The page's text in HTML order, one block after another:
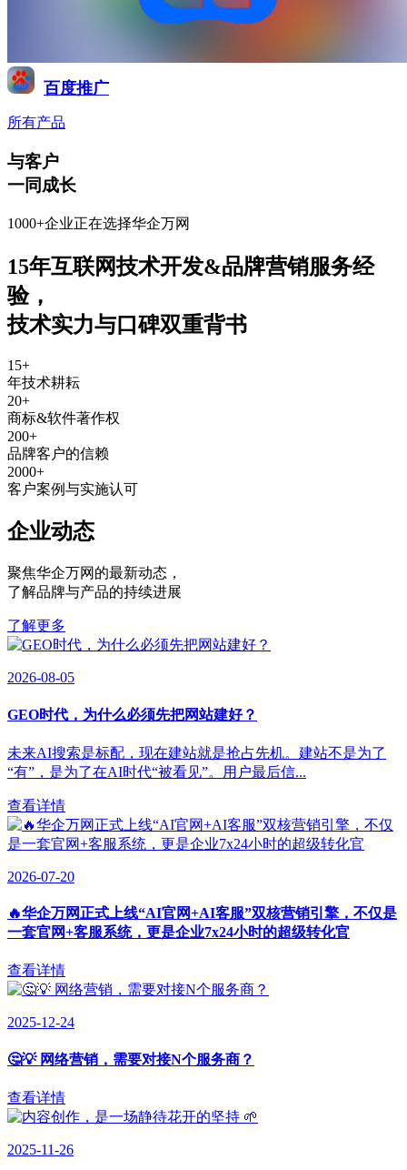
百度推广
所有产品
与客户
一同成长
1000+企业正在选择华企万网
15年互联网技术开发&品牌营销服务经
验，
技术实力与口碑双重背书
15+
年技术耕耘
20+
商标&软件著作权
200+
品牌客户的信赖
2000+
客户案例与实施认可
企业动态
聚焦华企万网的最新动态 ，
了解品牌与产品的持续进展
了解更多
2026-08-05
GEO时代，为什么必须先把网站建好？
未来AI搜索是标配，现在建站就是抢占先机。建站不是为了
“有”，是为了在AI时代“被看见”。用户最后信...
查看详情
2026-07-20
🔥华企万网正式上线“AI官网+AI客服”双核营销引擎，不仅是
一套官网+客服系统，更是企业7x24小时的超级转化官
查看详情
2025-12-24
🤔💡 网络营销，需要对接N个服务商？
查看详情
2025-11-26